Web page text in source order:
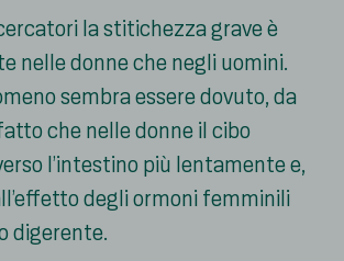
la stitichezza grave è
nelle donne che negli uomini.
sembra essere dovuto, da
che nelle donne il cibo
l’intestino più lentamente e,
degli ormoni femminili
digerente.